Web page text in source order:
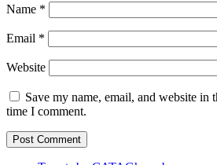
Name *
Email *
Website
Save my name, email, and website in
time I comment.